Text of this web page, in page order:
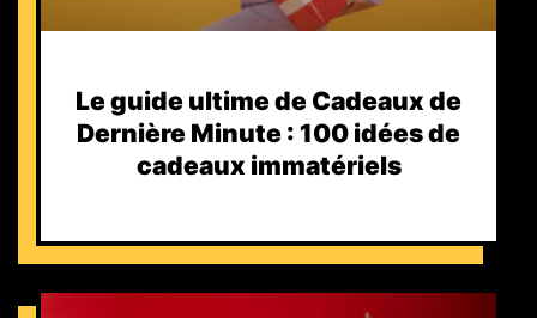
Le guide ultime de Cadeaux de
Dernière Minute : 100 idées de
cadeaux immatériels